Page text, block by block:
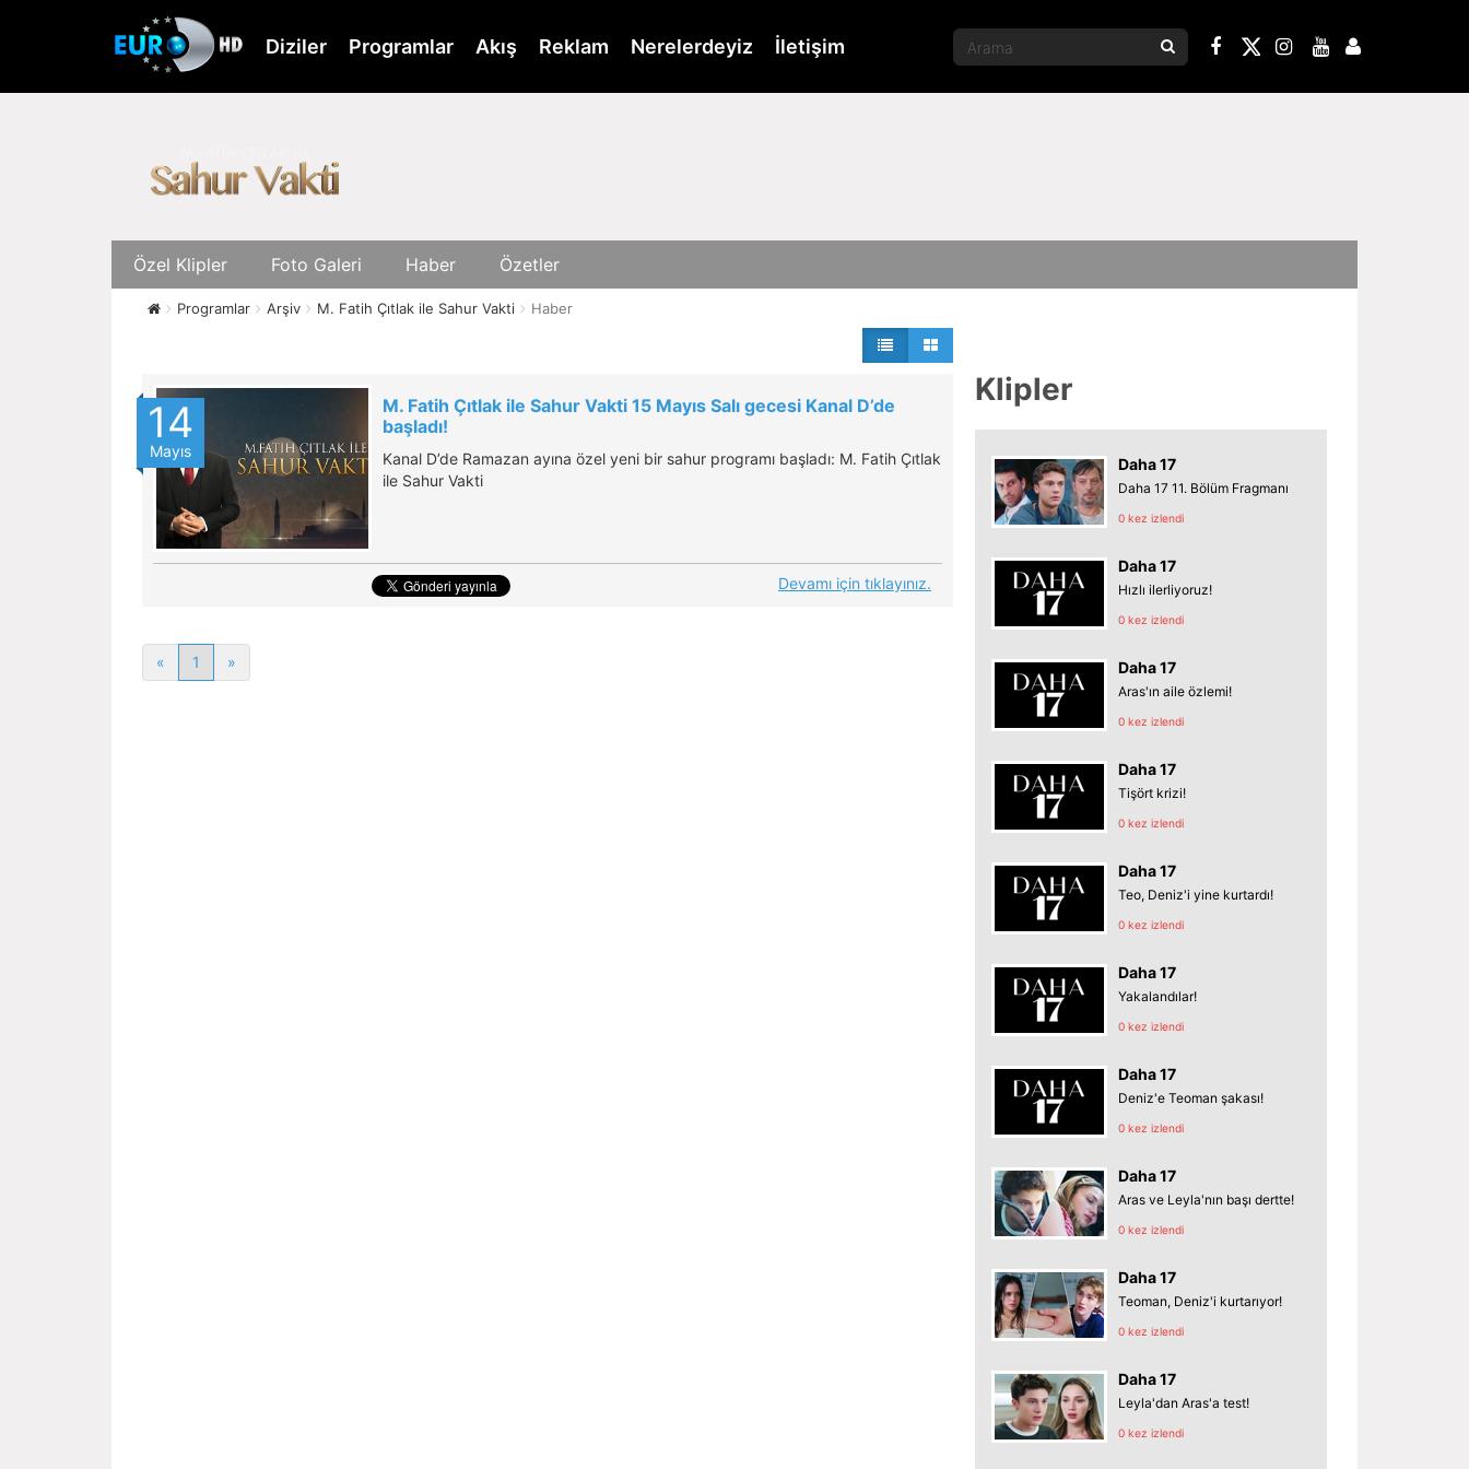
Diziler Programlar Akış Reklam Nerelerdeyiz İletişim
Özel Klipler Foto Galeri Haber Özetler
Programlar Arşiv M. Fatih Çıtlak ile Sahur Vakti Haber
14
Mayıs
M. Fatih Çıtlak ile Sahur Vakti 15 Mayıs Salı gecesi Kanal D’de
başladı!
Kanal D’de Ramazan ayına özel yeni bir sahur programı başladı: M. Fatih Çıtlak
ile Sahur Vakti
Devamı için tıklayınız.
« 1 »
Klipler
Daha 17
Daha 17 11. Bölüm Fragmanı
0 kez izlendi
Daha 17
Hızlı ilerliyoruz!
0 kez izlendi
Daha 17
Aras'ın aile özlemi!
0 kez izlendi
Daha 17
Tişört krizi!
0 kez izlendi
Daha 17
Teo, Deniz'i yine kurtardı!
0 kez izlendi
Daha 17
Yakalandılar!
0 kez izlendi
Daha 17
Deniz'e Teoman şakası!
0 kez izlendi
Daha 17
Aras ve Leyla'nın başı dertte!
0 kez izlendi
Daha 17
Teoman, Deniz'i kurtarıyor!
0 kez izlendi
Daha 17
Leyla'dan Aras'a test!
0 kez izlendi